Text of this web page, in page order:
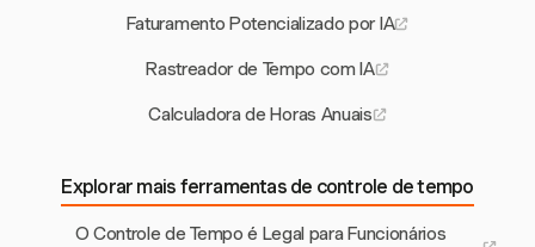
Faturamento Potencializado por IA
Rastreador de Tempo com IA
Calculadora de Horas Anuais
Explorar mais ferramentas de controle de tempo
O Controle de Tempo é Legal para Funcionários